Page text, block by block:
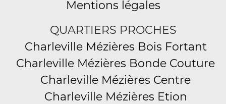
Mentions légales
QUARTIERS PROCHES
Charleville Mézières Bois Fortant
Charleville Mézières Bonde Couture
Charleville Mézières Centre
Charleville Mézières Etion